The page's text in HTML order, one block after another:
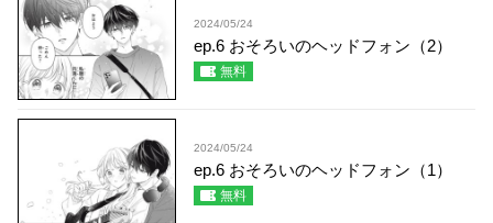
2024/05/24
ep.6 おそろいのヘッドフォン（2）
無料
2024/05/24
ep.6 おそろいのヘッドフォン（1）
無料